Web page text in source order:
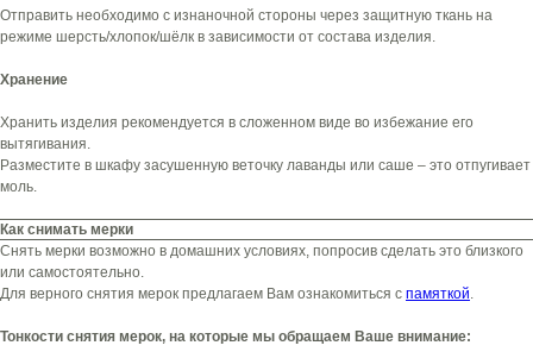
Отправить необходимо с изнаночной стороны через защитную ткань на
режиме шерсть/хлопок/шёлк в зависимости от состава изделия.
Хранение
Хранить изделия рекомендуется в сложенном виде во избежание его
вытягивания.
Разместите в шкафу засушенную веточку лаванды или саше – это отпугивает
моль.
Как снимать мерки
Снять мерки возможно в домашних условиях, попросив сделать это близкого
или самостоятельно.
Для верного снятия мерок предлагаем Вам ознакомиться с памяткой.
Тонкости снятия мерок, на которые мы обращаем Ваше внимание:
Оплатите сегодня 25% стоимости покупки
платежами раз в две недели.
Оплата
25%
Через
25%
Через
25%
Через
25%